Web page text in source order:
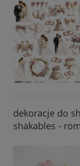
dekoracje do
shakables -